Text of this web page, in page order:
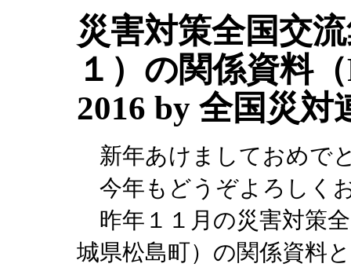
災害対策全国交
１）の関係資料
2016 by 全国災対
新年あけましておめで
今年もどうぞよろしく
昨年１１月の災害対策
城県松島町）の関係資料